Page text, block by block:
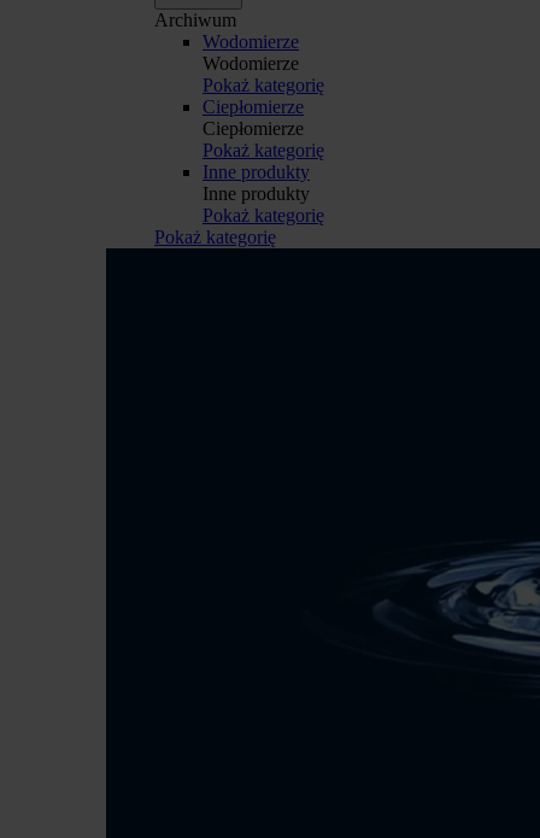
Archiwum
Wodomierze
Wodomierze
Pokaż kategorię
Ciepłomierze
Ciepłomierze
Pokaż kategorię
Inne produkty
Inne produkty
Pokaż kategorię
Pokaż kategorię